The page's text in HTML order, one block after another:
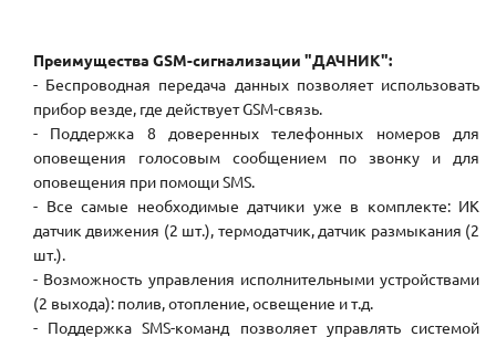
Преимущества GSM-сигнализации "ДАЧНИК":
- Беспроводная передача данных позволяет использовать
прибор везде, где действует GSM-связь.
- Поддержка 8 доверенных телефонных номеров для
оповещения голосовым сообщением по звонку и для
оповещения при помощи SMS.
- Все самые необходимые датчики уже в комплекте: ИК
датчик движения (2 шт.), термодатчик, датчик размыкания (2
шт.).
- Возможность управления исполнительными устройствами
(2 выхода): полив, отопление, освещение и т.д.
- Поддержка SMS-команд позволяет управлять системой